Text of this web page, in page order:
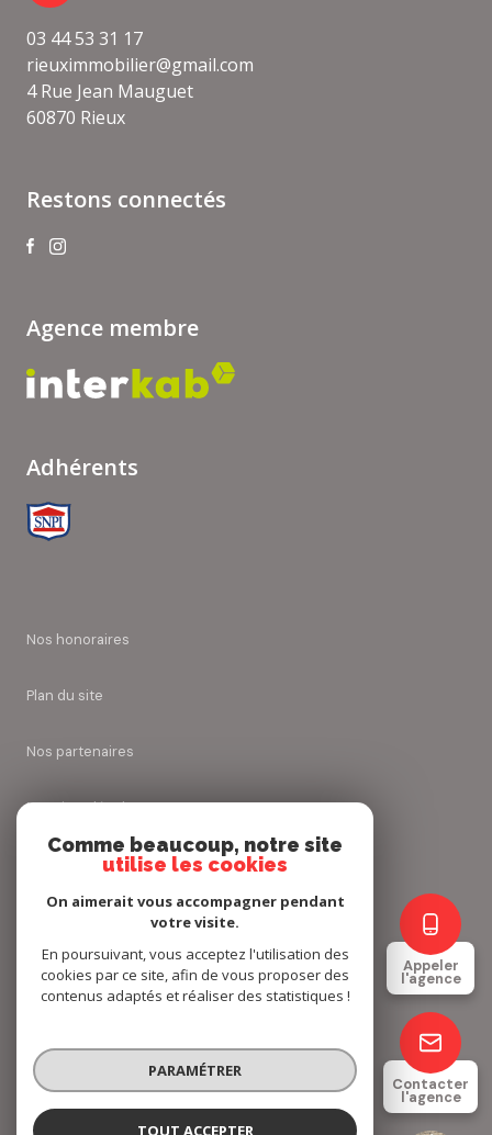
Appeler
l'agence
Contacter
l'agence
03 44 53 31 17
rieuximmobilier@gmail.com
4 Rue Jean Mauguet
60870 Rieux
Restons connectés
Agence membre
Adhérents
nos honoraires
plan du site
nos partenaires
mentions légales
cookies
© 2026 | Tous droits réservés
Réalisé par
Comme beaucoup, notre site
utilise les cookies
On aimerait vous accompagner pendant
votre visite.
En poursuivant, vous acceptez l'utilisation des
cookies par ce site, afin de vous proposer des
contenus adaptés et réaliser des statistiques !
PARAMÉTRER
TOUT ACCEPTER